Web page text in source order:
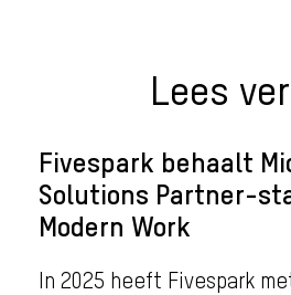
Lees
Fivespark behaalt
Solutions Partner-
Modern Work
In 2025 heeft Fivespark